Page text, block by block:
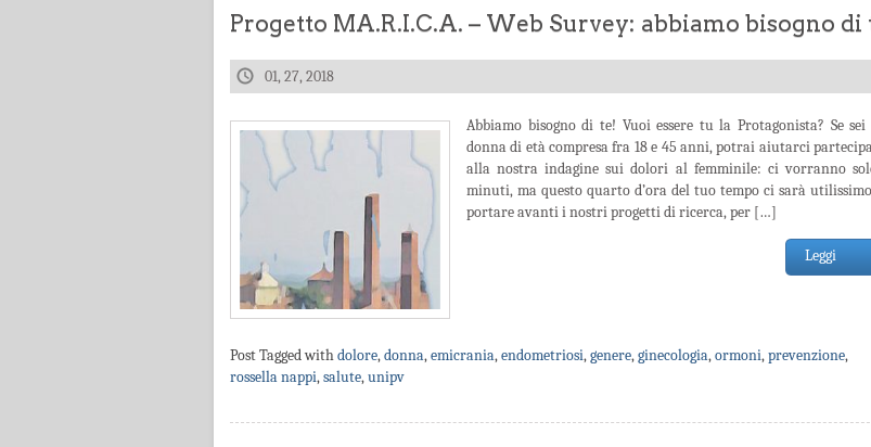
Progetto MA.R.I.C.A. – Web Survey: abbiamo bisogno di
01, 27, 2018
Abbiamo bisogno di te! Vuoi essere tu la Protagonista? Se
donna di età compresa fra 18 e 45 anni, potrai aiutarci
alla nostra indagine sui dolori al femminile: ci vorranno
minuti, ma questo quarto d’ora del tuo tempo ci sarà
portare avanti i nostri progetti di ricerca, per […]
Leggi
Post Tagged withdolore,donna,emicrania,endometriosi,genere,ginecologia,ormoni,prevenzione,
rossella nappi,salute,unipv